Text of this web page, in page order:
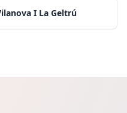
I La Geltrú